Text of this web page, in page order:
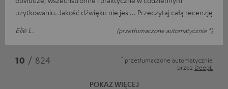
użytkowaniu. Jakość dźwięku nie jes
Przeczytaj całą recenzję
Elie L.
(przetłumaczone automatycznie *)
10 / 824 * przetłumaczone automatycznie
przez DeepL
POKAŻ WIĘCEJ